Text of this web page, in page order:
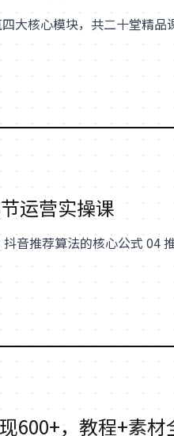
大核心模块，共二十堂精品
运营实操课
600+，教程+素材